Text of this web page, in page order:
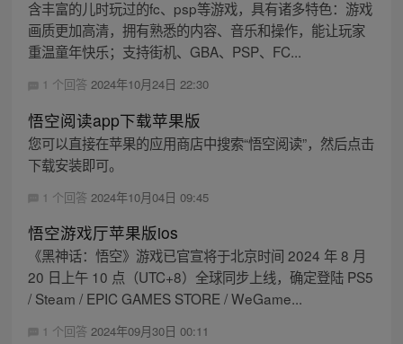
含丰富的儿时玩过的fc、psp等游戏，具有诸多特色：游戏
画质更加高清，拥有熟悉的内容、音乐和操作，能让玩家
重温童年快乐；支持街机、GBA、PSP、FC...
1 个回答 2024年10月24日 22:30
悟空阅读app下载苹果版
您可以直接在苹果的应用商店中搜索“悟空阅读”，然后点击
下载安装即可。
1 个回答 2024年10月04日 09:45
悟空游戏厅苹果版ios
《黑神话：悟空》游戏已官宣将于北京时间 2024 年 8 月
20 日上午 10 点（UTC+8）全球同步上线，确定登陆 PS5
/ Steam / EPIC GAMES STORE / WeGame...
1 个回答 2024年09月30日 00:11